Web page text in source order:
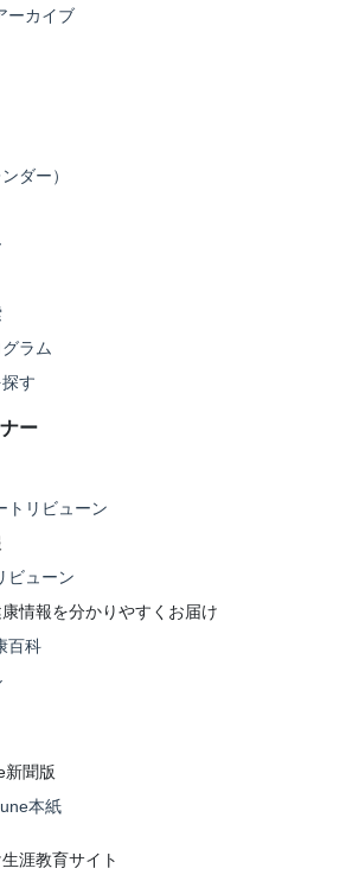
ーカイブ
ダー）
ラム
す
ー
トリビューン
ビューン
情報を分かりやすくお届け
百科
新聞版
本紙
涯教育サイト